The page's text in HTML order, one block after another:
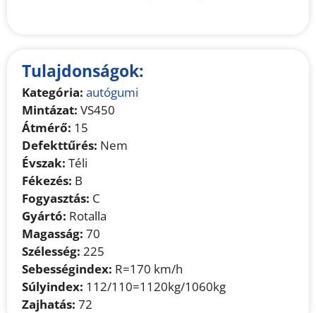
Tulajdonságok:
Kategória: autógumi
Mintázat: VS450
Átmérő: 15
Defekttűrés: Nem
Évszak: Téli
Fékezés: B
Fogyasztás: C
Gyártó: Rotalla
Magasság: 70
Szélesség: 225
Sebességindex: R=170 km/h
Súlyindex: 112/110=1120kg/1060kg
Zajhatás: 72